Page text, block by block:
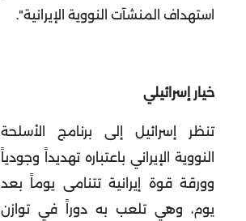
استهداف المنشآت النووية الإيرانية".
خيار إسرائيلي
تنظر إسرائيل إلى برنامج الأسلحة
النووية الإيراني باعتباره تهديداً وجودياً
وورقة قوة إيرانية تتنامى يوماً بعد
يوم، وهي تلعب به دوراً في توازن
من
في قلب
التمدد
الإيراني:
معركة